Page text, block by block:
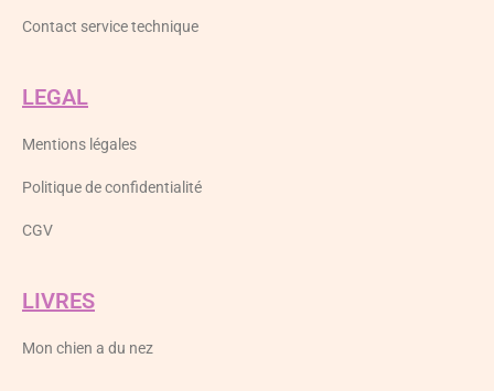
Contact service technique
LEGAL
Mentions légales
Politique de confidentialité
CGV
LIVRES
Mon chien a du nez